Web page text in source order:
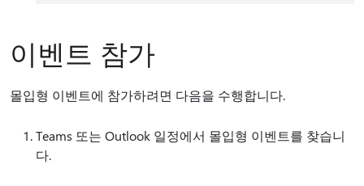
이벤트 참가
몰입형 이벤트에 참가하려면 다음을 수행합니다.
Teams 또는 Outlook 일정에서 몰입형 이벤트를 찾습니
다.